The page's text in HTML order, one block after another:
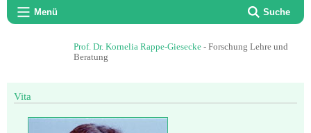
Menü Suche
Prof. Dr. Kornelia Rappe-Giesecke - Forschung Lehre und
Beratung
Vita